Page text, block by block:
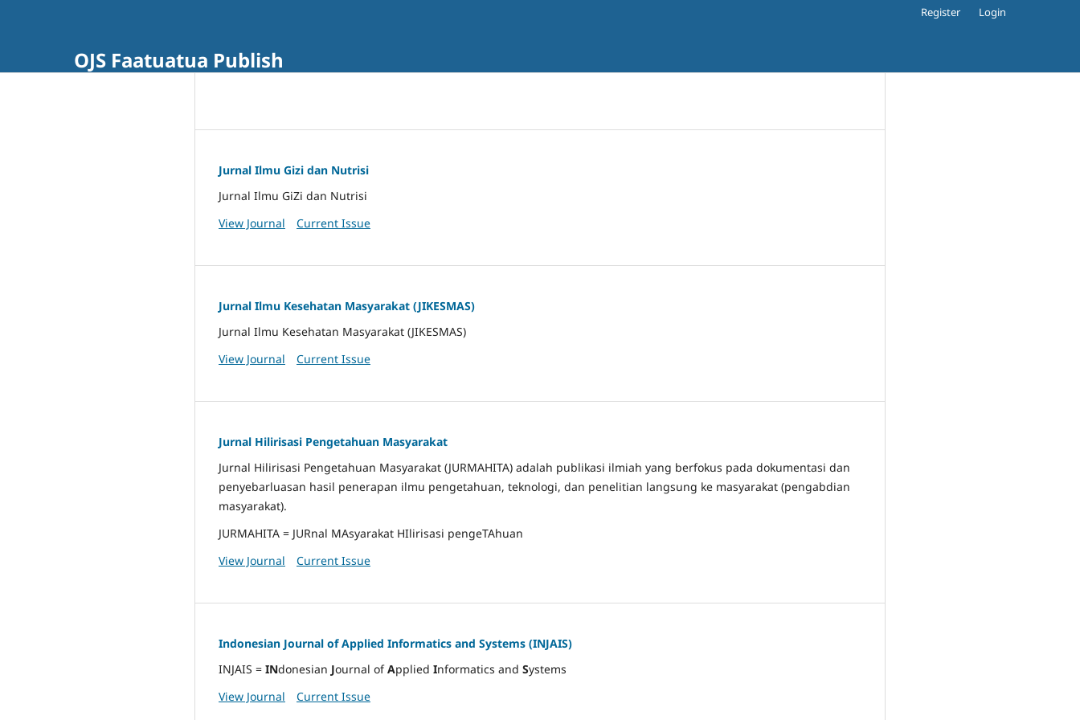
OJS Faatuatua Publish
Register Login
Jurnal Ilmu Gizi dan Nutrisi
Jurnal Ilmu GiZi dan Nutrisi
View Journal
Current Issue
Jurnal Ilmu Kesehatan Masyarakat (JIKESMAS)
Jurnal Ilmu Kesehatan Masyarakat (JIKESMAS)
View Journal
Current Issue
Jurnal Hilirisasi Pengetahuan Masyarakat
Jurnal Hilirisasi Pengetahuan Masyarakat (JURMAHITA) adalah publikasi ilmiah yang berfokus pada dokumentasi dan
penyebarluasan hasil penerapan ilmu pengetahuan, teknologi, dan penelitian langsung ke masyarakat (pengabdian
masyarakat).
JURMAHITA = JURnal MAsyarakat HIlirisasi pengeTAhuan
View Journal
Current Issue
Indonesian Journal of Applied Informatics and Systems (INJAIS)
INJAIS = INdonesian Journal ofApplied Informatics and Systems
View Journal
Current Issue